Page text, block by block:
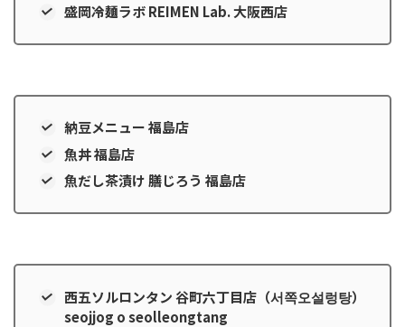
盛岡冷麺ラボ REIMEN Lab. 大阪西店
納豆メニュー 福島店
魚丼 福島店
魚だし茶漬け 膳じろう 福島店
西五ソルロンタン 谷町六丁目店（서쪽오설렁탕）
seojjog o seolleongtang